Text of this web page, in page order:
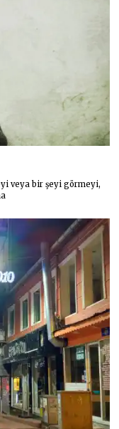
veya bir şeyi görmeyi,